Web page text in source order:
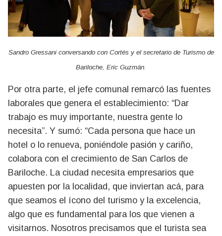
Sandro Gressani conversando con Cortés y el secretario de Turismo de
Bariloche, Eric Guzmán.
Por otra parte, el jefe comunal remarcó las fuentes
laborales que genera el establecimiento: “Dar
trabajo es muy importante, nuestra gente lo
necesita”. Y sumó: “Cada persona que hace un
hotel o lo renueva, poniéndole pasión y cariño,
colabora con el crecimiento de San Carlos de
Bariloche. La ciudad necesita empresarios que
apuesten por la localidad, que inviertan acá, para
que seamos el ícono del turismo y la excelencia,
algo que es fundamental para los que vienen a
visitarnos. Nosotros precisamos que el turista sea